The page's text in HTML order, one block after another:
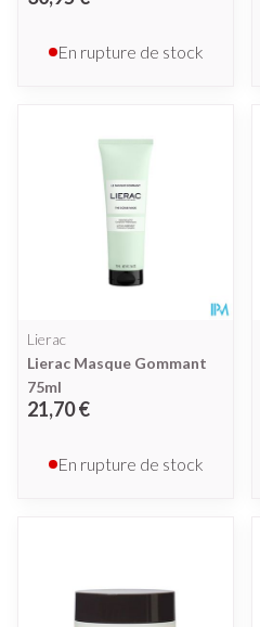
En rupture de stock
Lierac
Lierac Masque Gommant
75ml
21,70 €
En rupture de stock